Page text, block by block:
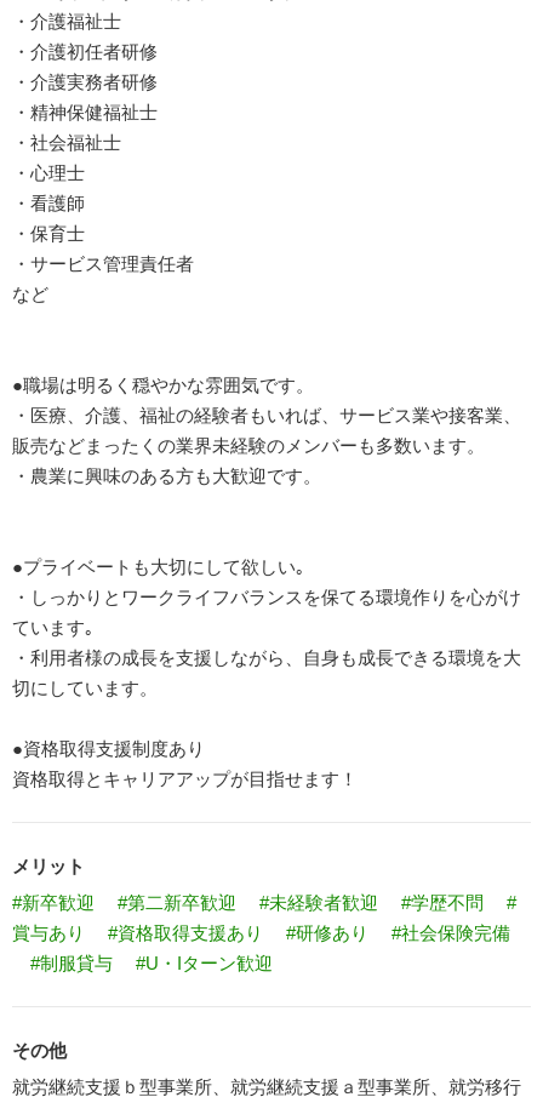
・介護福祉士
・介護初任者研修
・介護実務者研修
・精神保健福祉士
・社会福祉士
・心理士
・看護師
・保育士
・サービス管理責任者
など
●職場は明るく穏やかな雰囲気です。
・医療、介護、福祉の経験者もいれば、サービス業や接客業、
販売などまったくの業界未経験のメンバーも多数います。
・農業に興味のある方も大歓迎です。
●プライベートも大切にして欲しい｡
・しっかりとワークライフバランスを保てる環境作りを心がけ
ています｡
・利用者様の成長を支援しながら、自身も成長できる環境を大
切にしています。
●資格取得支援制度あり
資格取得とキャリアアップが目指せます！
メリット
#新卒歓迎
#第二新卒歓迎 #未経験者歓迎 #学歴不問
#
賞与あり
#資格取得支援あり #研修あり
#社会保険完備
#制服貸与
#U・Iターン歓迎
その他
就労継続支援ｂ型事業所、就労継続支援ａ型事業所、就労移行